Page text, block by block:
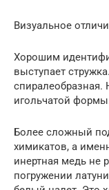
Визуальное
Хорошим
выступает
спиралеобразная.
игольчатой
Более сложный
химикатов, а
инертная медь не
погружении